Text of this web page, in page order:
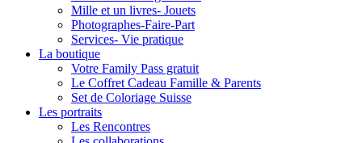
Mille et un livres- Jouets
Photographes-Faire-Part
Services- Vie pratique
La boutique
Votre Family Pass gratuit
Le Coffret Cadeau Famille & Parents
Set de Coloriage Suisse
Les portraits
Les Rencontres